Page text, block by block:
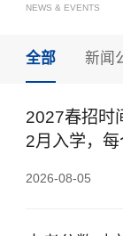
NEWS & EVENTS
全部 新闻
2027春招时
2月入学，
2026-08-05